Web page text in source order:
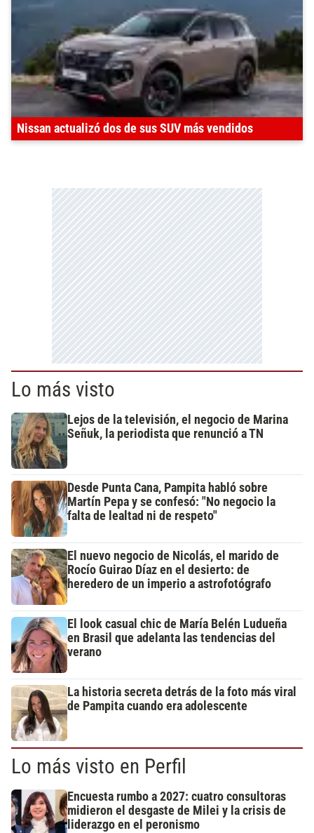
Nissan actualizó dos de sus SUV más vendidos
Lo más visto
Lejos de la televisión, el negocio de Marina
Señuk, la periodista que renunció a TN
Desde Punta Cana, Pampita habló sobre
Martín Pepa y se confesó: "No negocio la
falta de lealtad ni de respeto"
El nuevo negocio de Nicolás, el marido de
Rocío Guirao Díaz en el desierto: de
heredero de un imperio a astrofotógrafo
El look casual chic de María Belén Ludueña
en Brasil que adelanta las tendencias del
verano
La historia secreta detrás de la foto más viral
de Pampita cuando era adolescente
Lo más visto en Perfil
Encuesta rumbo a 2027: cuatro consultoras
midieron el desgaste de Milei y la crisis de
liderazgo en el peronismo